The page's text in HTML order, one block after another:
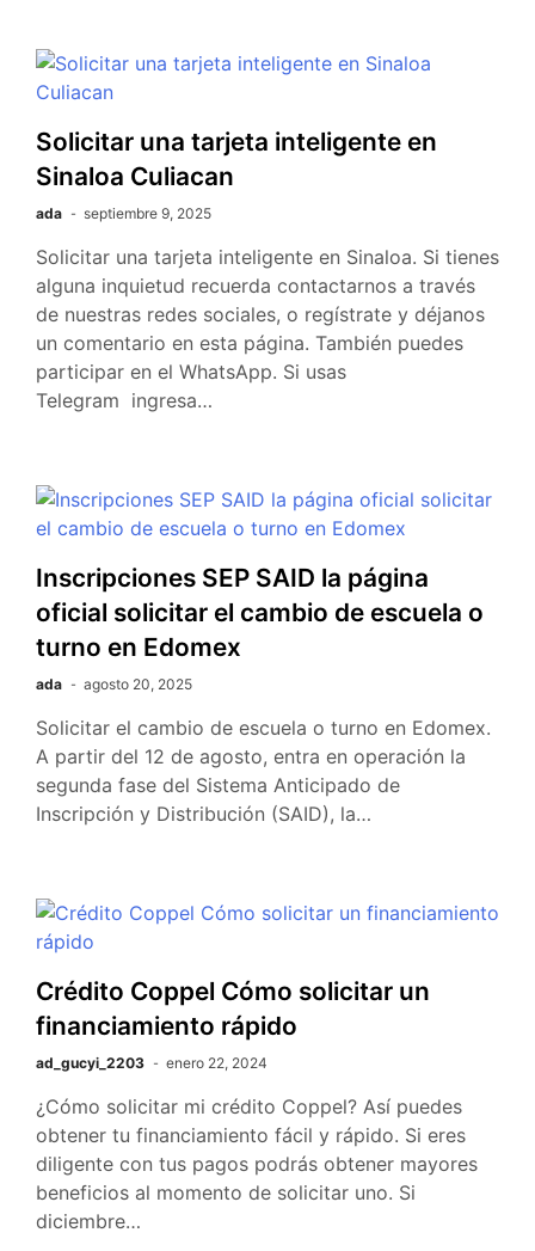
Solicitar una tarjeta inteligente en
Sinaloa Culiacan
ada septiembre 9, 2025
Solicitar una tarjeta inteligente en Sinaloa. Si tienes
alguna inquietud recuerda contactarnos a través
de nuestras redes sociales, o regístrate y déjanos
un comentario en esta página. También puedes
participar en el WhatsApp. Si usas
Telegram ingresa…
Inscripciones SEP SAID la página
oficial solicitar el cambio de escuela o
turno en Edomex
ada agosto 20, 2025
Solicitar el cambio de escuela o turno en Edomex.
A partir del 12 de agosto, entra en operación la
segunda fase del Sistema Anticipado de
Inscripción y Distribución (SAID), la…
Crédito Coppel Cómo solicitar un
financiamiento rápido
ad_gucyi_2203 enero 22, 2024
¿Cómo solicitar mi crédito Coppel? Así puedes
obtener tu financiamiento fácil y rápido. Si eres
diligente con tus pagos podrás obtener mayores
beneficios al momento de solicitar uno. Si
diciembre…